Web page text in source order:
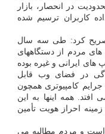
در انحصار، بازار
کاربران ترسیم شده
تصریح کرد: طی سه سال
های مردم از دستگاههای
های ایرانی و غیره بوده
در فضای وب قابل
بر مبنای آمارها ۶۰ درصد جرایم کامپیوتری همچون
همه اینها به این
احراز هویت تأمین
و مردم مطالبه می